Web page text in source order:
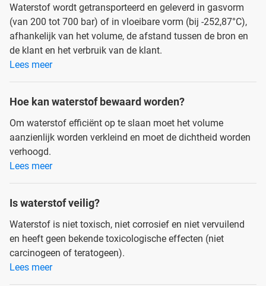
Waterstof wordt getransporteerd en geleverd in gasvorm
(van 200 tot 700 bar) of in vloeibare vorm (bij -252,87°C),
afhankelijk van het volume, de afstand tussen de bron en
de klant en het verbruik van de klant.
Lees meer
Hoe kan waterstof bewaard worden?
Om waterstof efficiënt op te slaan moet het volume
aanzienlijk worden verkleind en moet de dichtheid worden
verhoogd.
Lees meer
Is waterstof veilig?
Waterstof is niet toxisch, niet corrosief en niet vervuilend
en heeft geen bekende toxicologische effecten (niet
carcinogeen of teratogeen).
Lees meer